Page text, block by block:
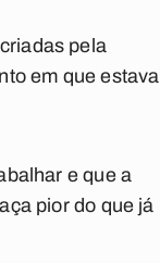
pela
em que estava
e que a
pior do que já